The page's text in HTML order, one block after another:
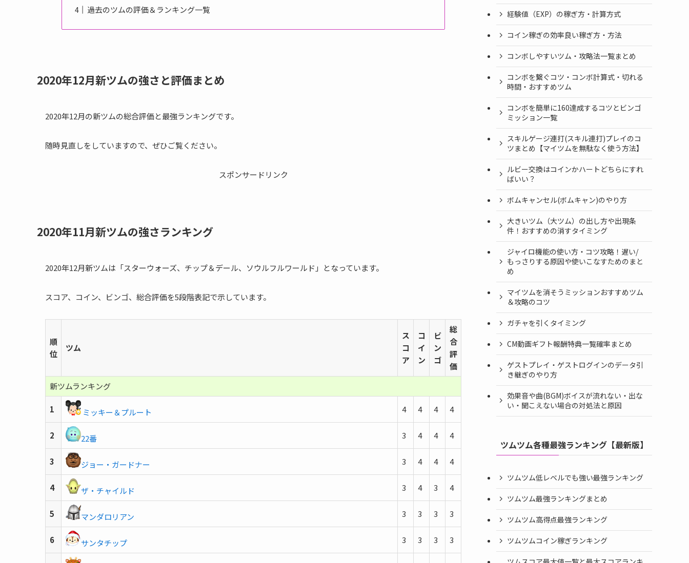
過去のツムの評価＆ランキング一覧
2020年12月新ツムの強さと評価まとめ
2020年12月の新ツムの総合評価と最強ランキングです。
随時見直しをしていますので、ぜひご覧ください。
スポンサードリンク
2020年11月新ツムの強さランキング
2020年12月新ツムは「スターウォーズ、チップ＆デール、ソウルフルワールド」となっています。
スコア、コイン、ビンゴ、総合評価を5段階表記で示しています。
順
位
ツム
ス
コ
ア
コ
イ
ン
ビ
ン
ゴ
総
合
評
価
新ツムランキング
1 ミッキー＆プルート 4 4 4 4
2 22番 3 4 4 4
3 ジョー・ガードナー 3 4 4 4
4 ザ・チャイルド 3 4 3 4
5 マンダロリアン 3 3 3 3
6 サンタチップ 3 3 3 3
経験値（EXP）の稼ぎ方・計算方式
コイン稼ぎの効率良い稼ぎ方・方法
コンボしやすいツム・攻略法一覧まとめ
コンボを繋ぐコツ・コンボ計算式・切れる
時間・おすすめツム
コンボを簡単に160達成するコツとビンゴ
ミッション一覧
スキルゲージ連打(スキル連打)プレイのコ
ツまとめ【マイツムを無駄なく使う方法】
ルビー交換はコインかハートどちらにすれ
ばいい？
ボムキャンセル(ボムキャン)のやり方
大きいツム（大ツム）の出し方や出現条
件！おすすめの消すタイミング
ジャイロ機能の使い方・コツ攻略！遅い/
もっさりする原因や使いこなすためのまと
め
マイツムを消そうミッションおすすめツム
＆攻略のコツ
ガチャを引くタイミング
CM動画ギフト報酬特典一覧確率まとめ
ゲストプレイ・ゲストログインのデータ引
き継ぎのやり方
効果音や曲(BGM)ボイスが流れない・出な
い・聞こえない場合の対処法と原因
ツムツム各種最強ランキング【最新版】
ツムツム低レベルでも強い最強ランキング
ツムツム最強ランキングまとめ
ツムツム高得点最強ランキング
ツムツムコイン稼ぎランキング